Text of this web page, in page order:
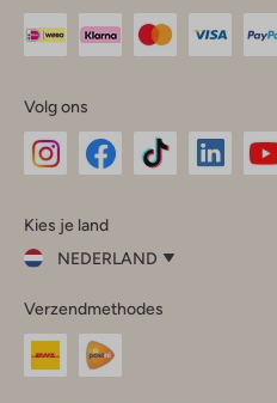
Volg ons
InstagramFacebook
Kies je land
NEDERLAND
je
land
Nederland
Verzendmethodes